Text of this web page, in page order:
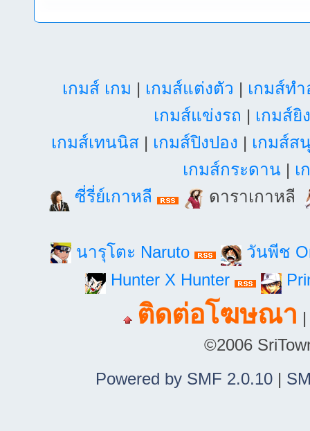
เกมส์ เกม | เกมส์แต่งตัว | เกมส์ท
เกมส์แข่งรถ | เกมส์ยิ
เกมส์เทนนิส| เกมส์ปิงปอง | เกมส์ส
เกมส์กระดาน | เ
ซี่รี่ย์เกาหลี
ดาราเกาหลี
นารุโตะ Naruto
วันพีช
Hunter X Hunter
ติดต่อโฆษณา
©2006
Powered by SMF 2.0.10|